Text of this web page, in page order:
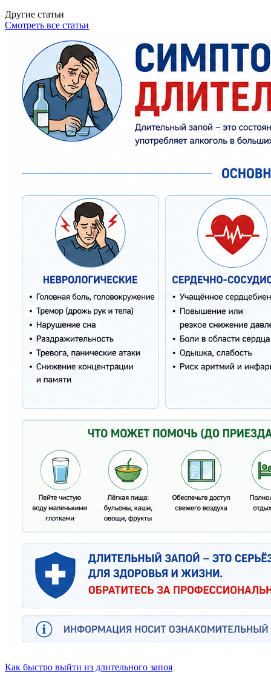
Другие статьи
Смотреть все статьи
Как быстро выйти из длительного запоя